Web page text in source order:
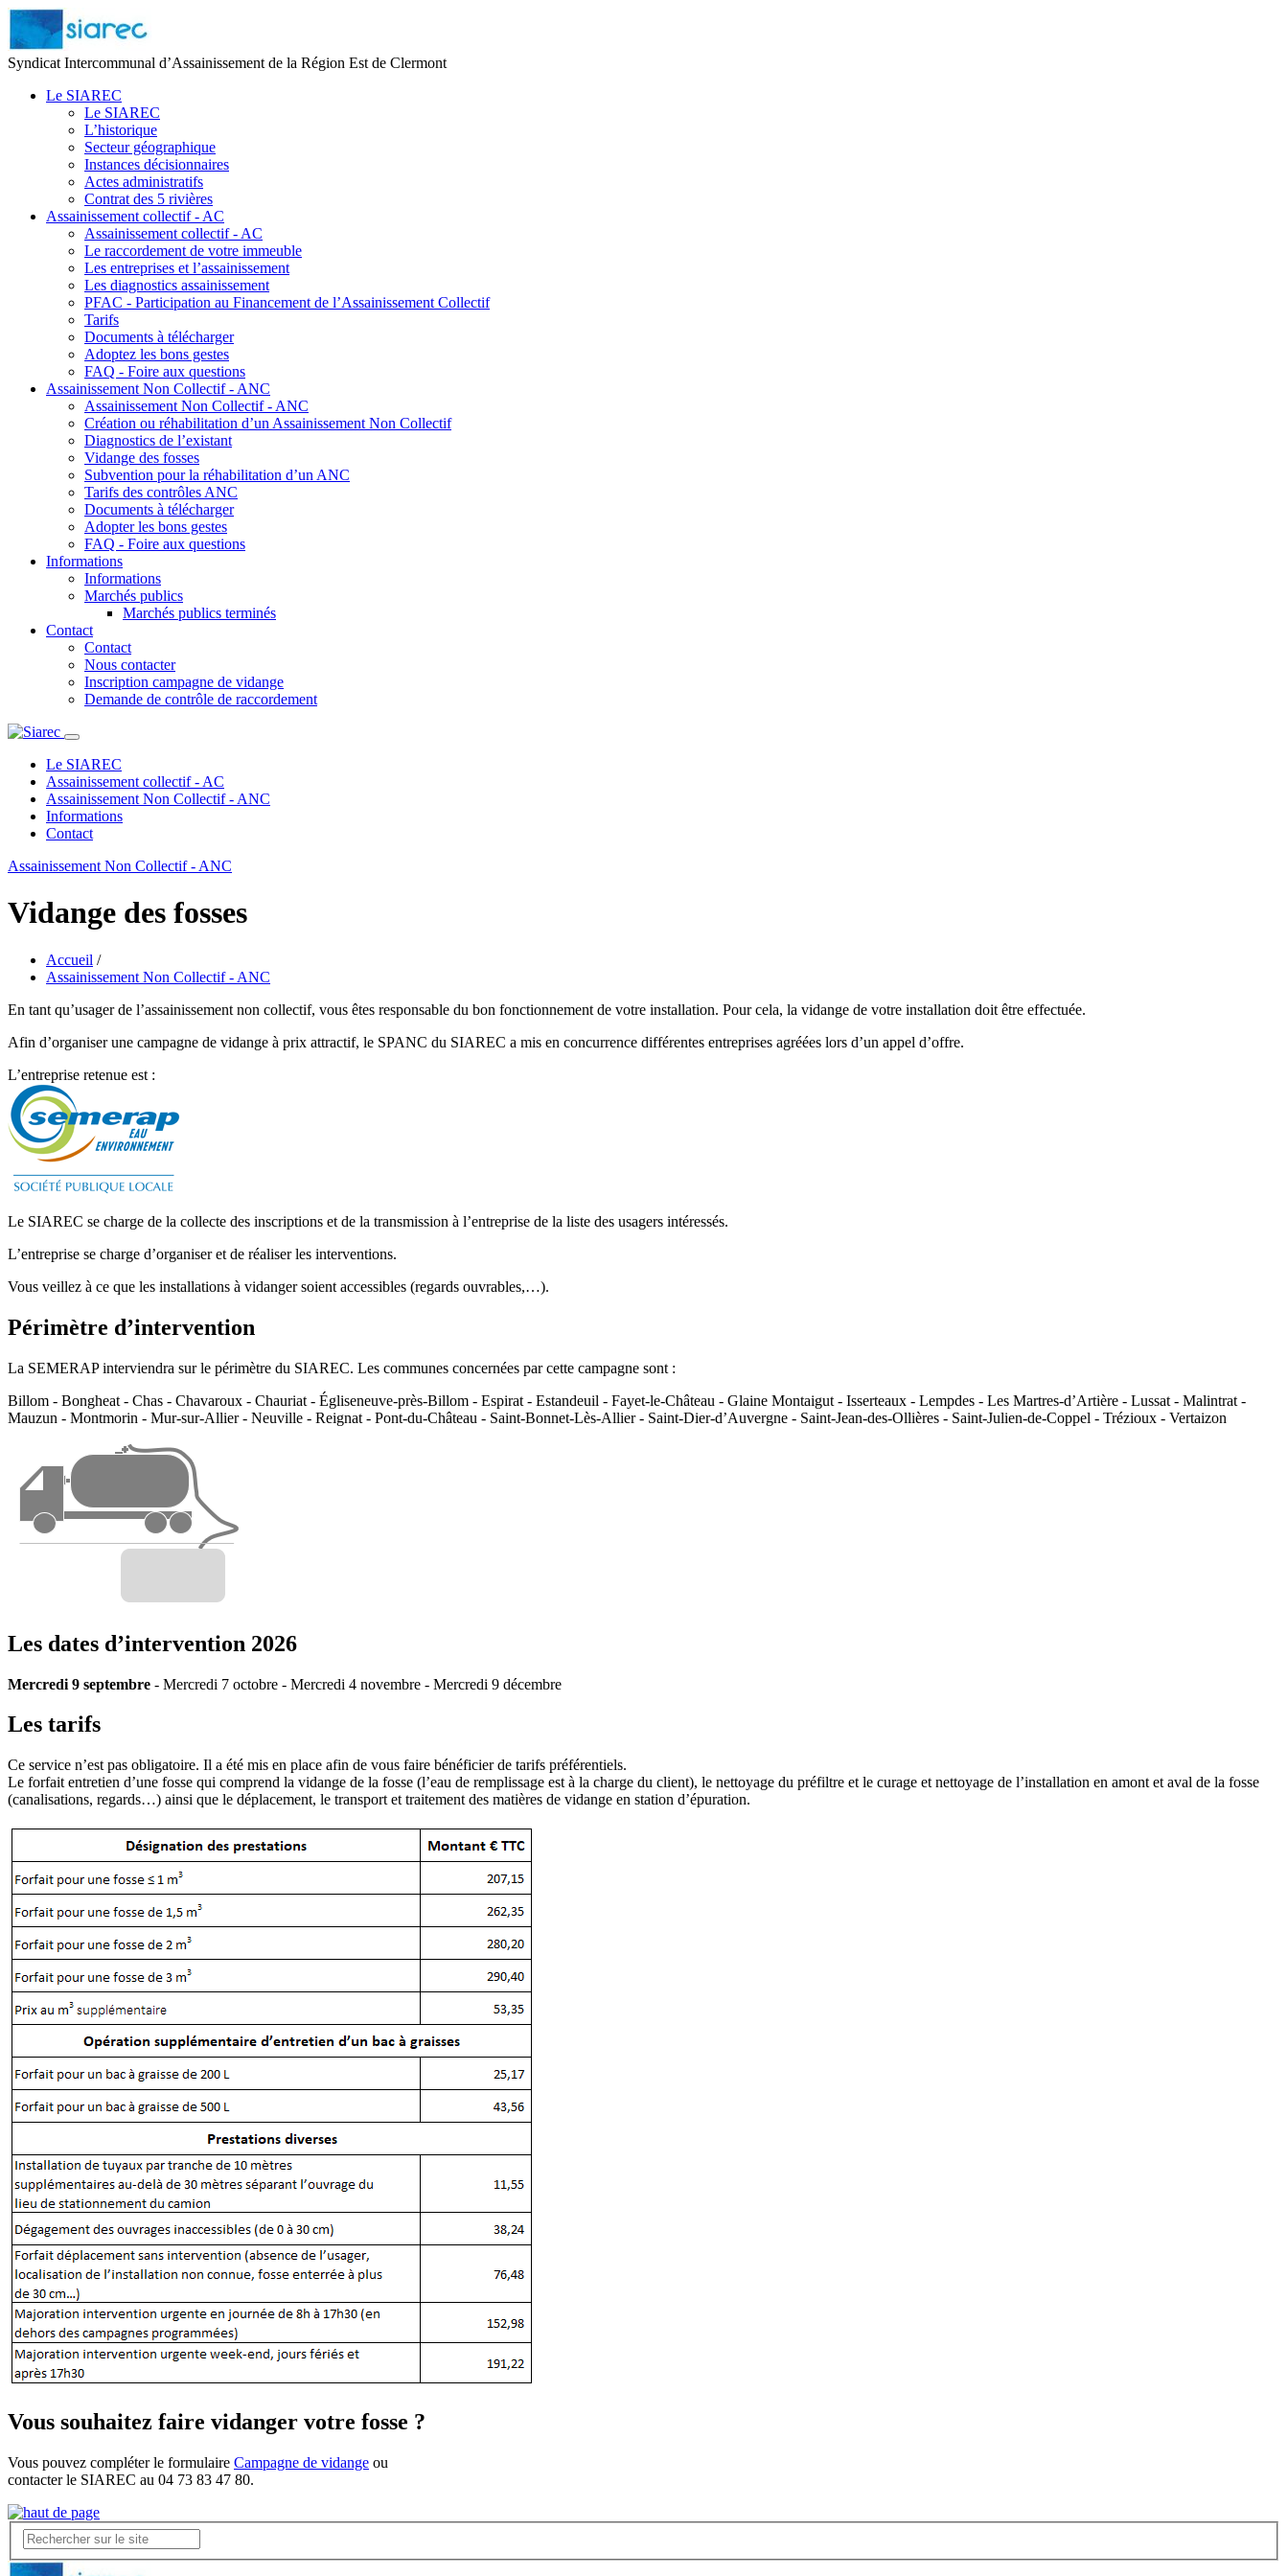
Syndicat Intercommunal d’Assainissement de la Région Est de Clermont
Le SIAREC
Le SIAREC
L’historique
Secteur géographique
Instances décisionnaires
Actes administratifs
Contrat des 5 rivières
Assainissement collectif - AC
Assainissement collectif - AC
Le raccordement de votre immeuble
Les entreprises et l’assainissement
Les diagnostics assainissement
PFAC - Participation au Financement de l’Assainissement Collectif
Tarifs
Documents à télécharger
Adoptez les bons gestes
FAQ - Foire aux questions
Assainissement Non Collectif - ANC
Assainissement Non Collectif - ANC
Création ou réhabilitation d’un Assainissement Non Collectif
Diagnostics de l’existant
Vidange des fosses
Subvention pour la réhabilitation d’un ANC
Tarifs des contrôles ANC
Documents à télécharger
Adopter les bons gestes
FAQ - Foire aux questions
Informations
Informations
Marchés publics
Marchés publics terminés
Contact
Contact
Nous contacter
Inscription campagne de vidange
Demande de contrôle de raccordement
Le SIAREC
Assainissement collectif - AC
Assainissement Non Collectif - ANC
Informations
Contact
Assainissement Non Collectif - ANC
Vidange des fosses
Accueil /
Assainissement Non Collectif - ANC
En tant qu’usager de l’assainissement non collectif, vous êtes responsable du bon fonctionnement de votre installation. Pour cela, la vidange de votre installation doit être effectuée.
Afin d’organiser une campagne de vidange à prix attractif, le SPANC du SIAREC a mis en concurrence différentes entreprises agréées lors d’un appel d’offre.
L’entreprise retenue est :
Le SIAREC se charge de la collecte des inscriptions et de la transmission à l’entreprise de la liste des usagers intéressés.
L’entreprise se charge d’organiser et de réaliser les interventions.
Vous veillez à ce que les installations à vidanger soient accessibles (regards ouvrables,…).
Périmètre d’intervention
La SEMERAP interviendra sur le périmètre du SIAREC. Les communes concernées par cette campagne sont :
Billom - Bongheat - Chas - Chavaroux - Chauriat - Égliseneuve-près-Billom - Espirat - Estandeuil - Fayet-le-Château - Glaine Montaigut - Isserteaux - Lempdes - Les Martres-d’Artière - Lussat - Malintrat -
Mauzun - Montmorin - Mur-sur-Allier - Neuville - Reignat - Pont-du-Château - Saint-Bonnet-Lès-Allier - Saint-Dier-d’Auvergne - Saint-Jean-des-Ollières - Saint-Julien-de-Coppel - Trézioux - Vertaizon
Les dates d’intervention 2026
Mercredi 9 septembre - Mercredi 7 octobre - Mercredi 4 novembre - Mercredi 9 décembre
Les tarifs
Ce service n’est pas obligatoire. Il a été mis en place afin de vous faire bénéficier de tarifs préférentiels.
Le forfait entretien d’une fosse qui comprend la vidange de la fosse (l’eau de remplissage est à la charge du client), le nettoyage du préfiltre et le curage et nettoyage de l’installation en amont et aval de la fosse
(canalisations, regards…) ainsi que le déplacement, le transport et traitement des matières de vidange en station d’épuration.
Vous souhaitez faire vidanger votre fosse ?
Vous pouvez compléter le formulaire Campagne de vidange ou
contacter le SIAREC au 04 73 83 47 80.